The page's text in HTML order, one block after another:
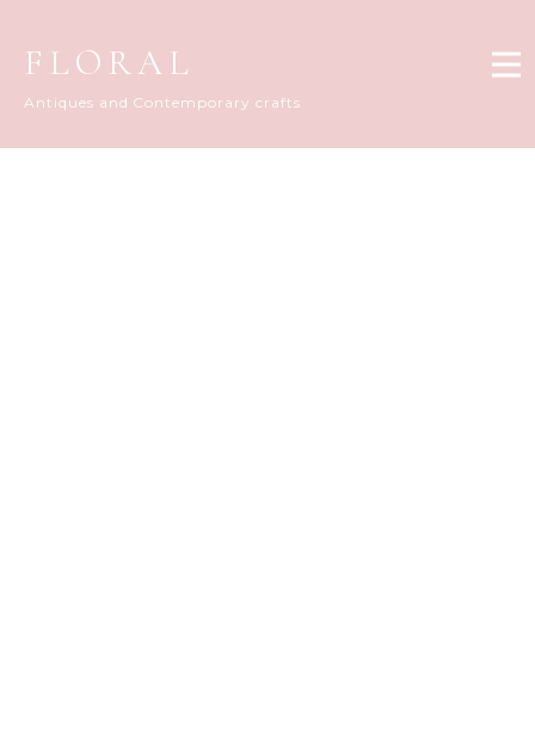
FLORAL
Antiques and Contemporary crafts